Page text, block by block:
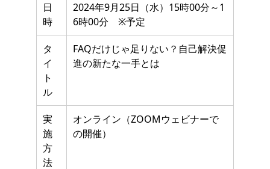
日
時
2024年9月25日（水）15時00分～1
6時00分 ※予定
タ
イ
ト
ル
FAQだけじゃ足りない？自己解決促
進の新たな一手とは
実
施
方
法
オンライン（ZOOMウェビナーで
の開催）